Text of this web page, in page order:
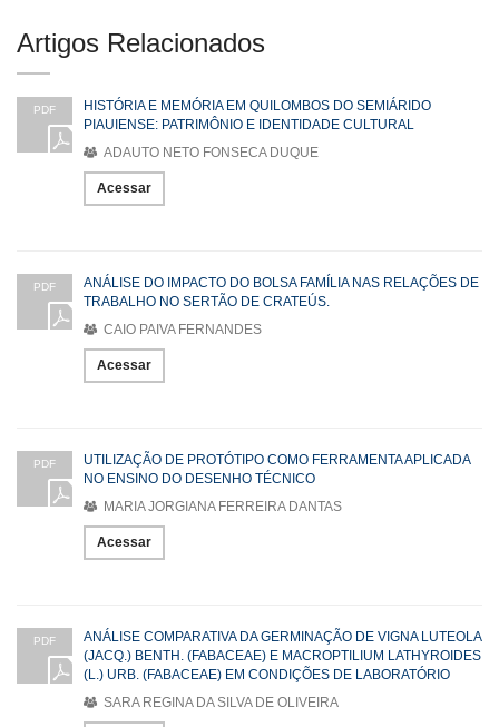
Artigos Relacionados
PDF
HISTÓRIA E MEMÓRIA EM QUILOMBOS DO SEMIÁRIDO
PIAUIENSE: PATRIMÔNIO E IDENTIDADE CULTURAL
ADAUTO NETO FONSECA DUQUE
Acessar
PDF
ANÁLISE DO IMPACTO DO BOLSA FAMÍLIA NAS RELAÇÕES DE
TRABALHO NO SERTÃO DE CRATEÚS.
CAIO PAIVA FERNANDES
Acessar
PDF
UTILIZAÇÃO DE PROTÓTIPO COMO FERRAMENTA APLICADA
NO ENSINO DO DESENHO TÉCNICO
MARIA JORGIANA FERREIRA DANTAS
Acessar
PDF
ANÁLISE COMPARATIVA DA GERMINAÇÃO DE VIGNA LUTEOLA
(JACQ.) BENTH. (FABACEAE) E MACROPTILIUM LATHYROIDES
(L.) URB. (FABACEAE) EM CONDIÇÕES DE LABORATÓRIO
SARA REGINA DA SILVA DE OLIVEIRA